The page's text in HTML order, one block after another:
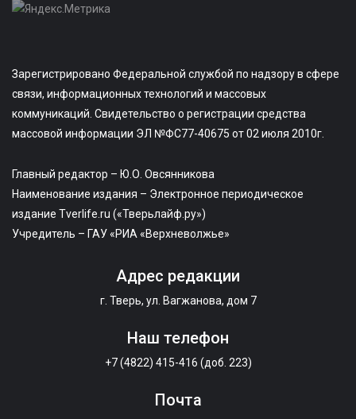
Зарегистрировано Федеральной службой по надзору в сфере
связи, информационных технологий и массовых
коммуникаций. Свидетельство о регистрации средства
массовой информации ЭЛ №ФС77-40675 от 02 июля 2010г.
Главный редактор – Ю.О. Овсянникова
Наименование издания – Электронное периодическое
издание Tverlife.ru («Тверьлайф.ру»)
Учредитель – ГАУ «РИА «Верхневолжье»
Адрес редакции
г. Тверь, ул. Вагжанова, дом 7
Наш телефон
+7 (4822) 415-416 (доб. 223)
Почта